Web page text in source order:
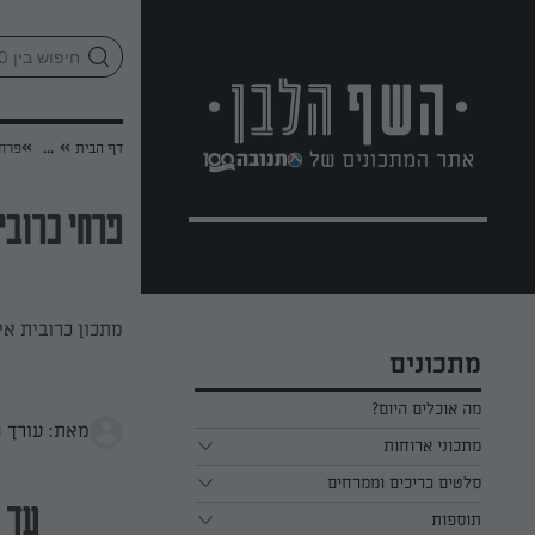
מתכונים
מה אוכלים היום?
מתכוני ארוחות
ארוחת בוקר
ארוחת צהריים
סלטים כריכים וממרחים
כל הסלטים כריכים וממרחים
תוספות
דף הבית »
...
»
פרחי
מתכון כרובית
מאת: עורך